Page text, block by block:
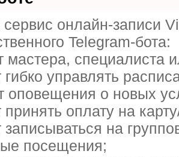
онлайн-записи
Telegram-бота:
мастера, специалиста
управлять
о новых
оплату на
на
посещения;